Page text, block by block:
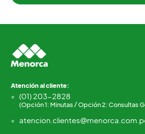
Atención al cliente:
(01) 203-2828
(Opción 1: Minutas / Opción 2: Consultas